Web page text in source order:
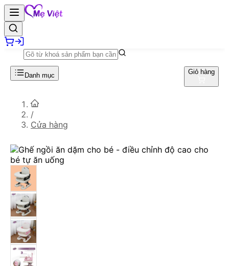
Danh mục Giỏ hàng
/
Cửa hàng